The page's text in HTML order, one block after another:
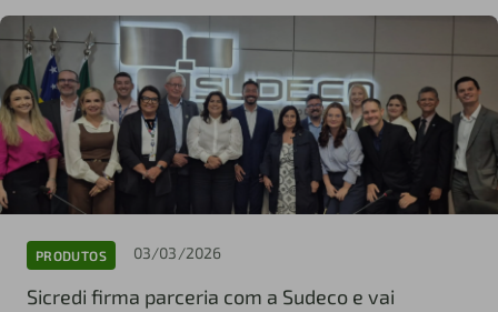
PRODUTOS 03/03/2026
Sicredi firma parceria com a Sudeco e vai